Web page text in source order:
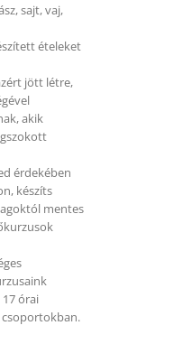
sajt, vaj,
ételeket
jött létre,
akik
érdekében
készíts
mentes
órai